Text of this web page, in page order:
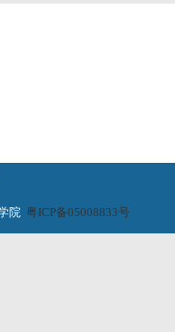
院 粤ICP备05008833号